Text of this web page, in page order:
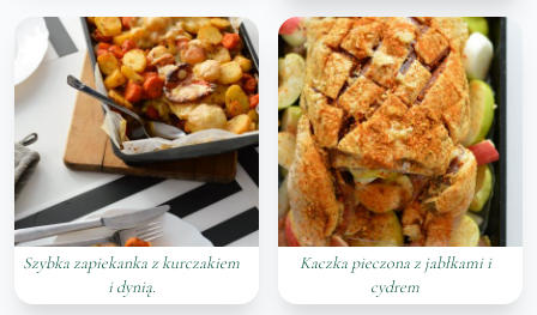
Szybka zapiekanka z kurczakiem
i dynią.
Kaczka pieczona z jabłkami i
cydrem